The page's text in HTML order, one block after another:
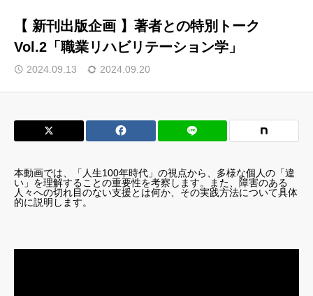
【 新刊出版企画 】著者との特別トーク
Vol.2「職業リハビリテーション学」
2024.09.13 2024.09.20
本動画では、「人生100年時代」の視点から、多様な個人の「違
い」を理解することの重要性を考察します。また、障害のある
人々への切れ目のない支援とは何か、その実践方法について具体
的に説明します。